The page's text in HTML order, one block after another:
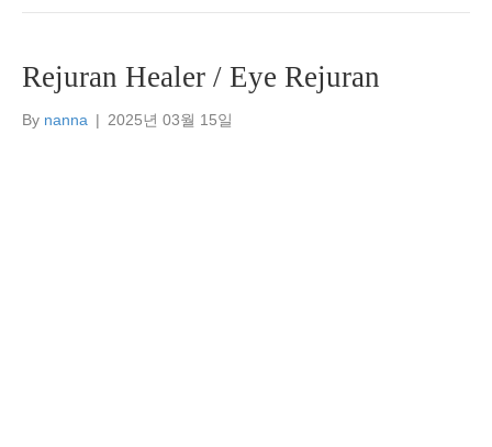
Rejuran Healer / Eye Rejuran
By nanna | 2025년 03월 15일